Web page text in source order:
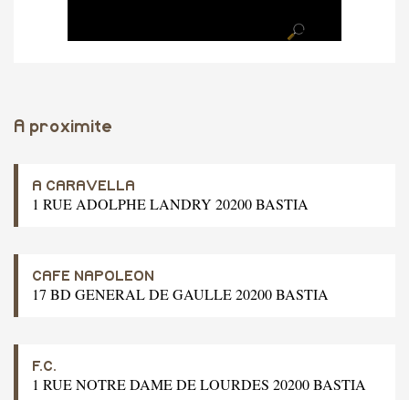
A proximite
A CARAVELLA
1 RUE ADOLPHE LANDRY 20200 BASTIA
CAFE NAPOLEON
17 BD GENERAL DE GAULLE 20200 BASTIA
F.C.
1 RUE NOTRE DAME DE LOURDES 20200 BASTIA